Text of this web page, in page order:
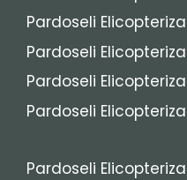
Pardoseli
Pardoseli
Pardoseli
Pardoseli
Pardoseli